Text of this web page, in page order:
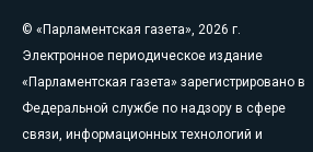
© «Парламентская газета», 2026 г.
Электронное периодическое издание
«Парламентская газета» зарегистрировано в
Федеральной службе по надзору в сфере
связи, информационных технологий и